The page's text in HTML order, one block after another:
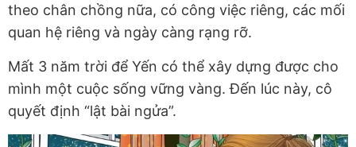
theo chân chồng nữa, có công việc riêng, các mối
quan hệ riêng và ngày càng rạng rỡ.
Mất 3 năm trời để Yến có thể xây dựng được cho
mình một cuộc sống vững vàng. Đến lúc này, cô
quyết định “lật bài ngửa”.